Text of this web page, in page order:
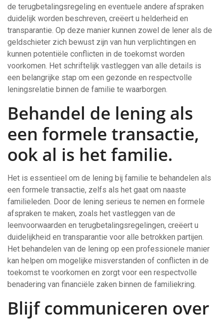
de terugbetalingsregeling en eventuele andere afspraken
duidelijk worden beschreven, creëert u helderheid en
transparantie. Op deze manier kunnen zowel de lener als de
geldschieter zich bewust zijn van hun verplichtingen en
kunnen potentiële conflicten in de toekomst worden
voorkomen. Het schriftelijk vastleggen van alle details is
een belangrijke stap om een gezonde en respectvolle
leningsrelatie binnen de familie te waarborgen.
Behandel de lening als
een formele transactie,
ook al is het familie.
Het is essentieel om de lening bij familie te behandelen als
een formele transactie, zelfs als het gaat om naaste
familieleden. Door de lening serieus te nemen en formele
afspraken te maken, zoals het vastleggen van de
leenvoorwaarden en terugbetalingsregelingen, creëert u
duidelijkheid en transparantie voor alle betrokken partijen.
Het behandelen van de lening op een professionele manier
kan helpen om mogelijke misverstanden of conflicten in de
toekomst te voorkomen en zorgt voor een respectvolle
benadering van financiële zaken binnen de familiekring.
Blijf communiceren over